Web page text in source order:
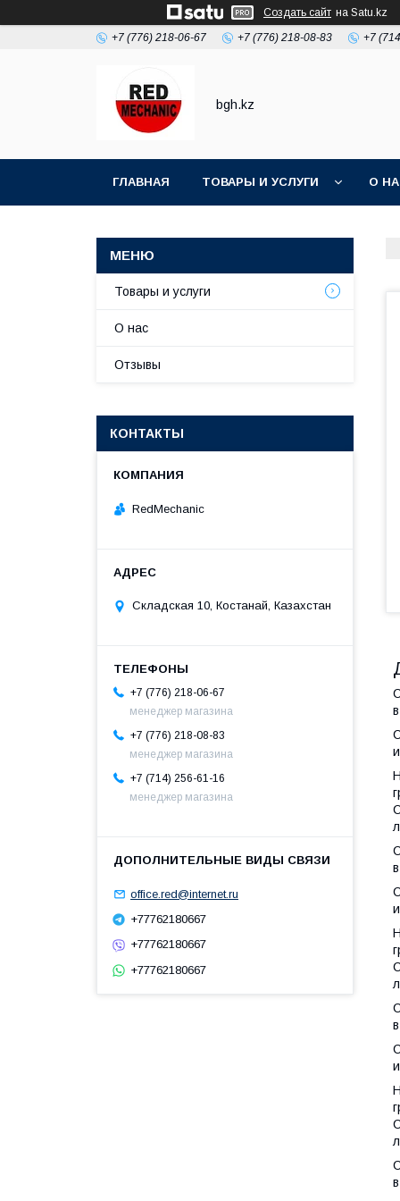
Создать сайт на Satu.kz
+7 (776) 218-06-67 +7 (776) 218-08-83 +7
bgh.kz
ГЛАВНАЯ ТОВАРЫ И УСЛУГИ О
Товары и услуги
О нас
Отзывы
КОНТАКТЫ
RedMechanic
Складская 10, Костанай, Казахстан
+7 (776) 218-06-67
менеджер магазина
+7 (776) 218-08-83
менеджер магазина
+7 (714) 256-61-16
менеджер магазина
office.red@internet.ru
+77762180667
+77762180667
+77762180667